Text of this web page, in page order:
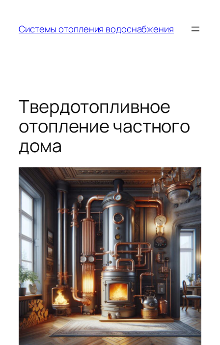
содержимому
Системы отопления водоснабжения
Твердотопливное
отопление частного
дома